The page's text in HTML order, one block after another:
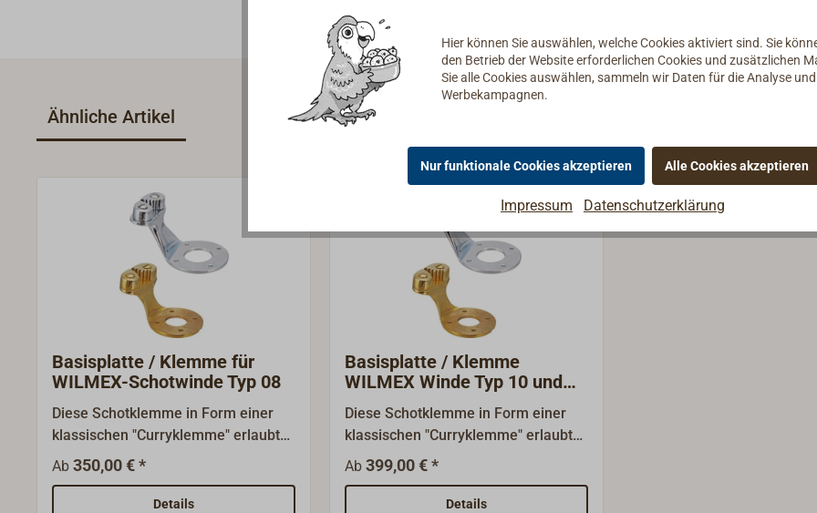
Ähnliche Artikel
Basisplatte / Klemme für
WILMEX-Schotwinde Typ 08
Diese Schotklemme in Form einer
klassischen "Curryklemme" erlaubt
das schnelle Belegen der Schot
direkt an der Schotwinde. Sie wird
fest mit der Basis der Wisch
Ab 350,00 € *
Details
Basisplatte / Klemme
WILMEX Winde Typ 10 und
SW2
Diese Schotklemme in Form einer
klassischen "Curryklemme" erlaubt
das schnelle Belegen der Schot
direkt an der Schotwinde. Sie wird
fest mit der Basis der Wisch
Ab 399,00 € *
Details
Hier können Sie auswählen, welche Cookies aktiviert sind. Sie
den Betrieb der Website erforderlichen Cookies und zusätzlichen
Sie alle Cookies auswählen, sammeln wir Daten für die Analyse
Werbekampagnen.
Nur funktionale Cookies akzeptieren Alle Cookies akzeptieren
Impressum Datenschutzerklärung